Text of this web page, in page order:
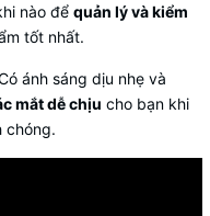
nào để quản lý và kiểm
tốt nhất.
ánh sáng dịu nhẹ và
mắt dễ chịu cho bạn khi
chóng.